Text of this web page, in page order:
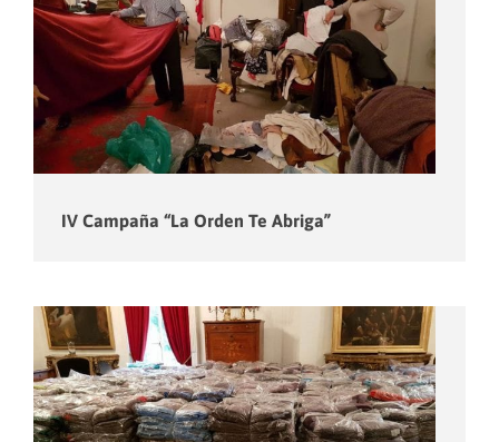
IV Campaña “La Orden Te Abriga”